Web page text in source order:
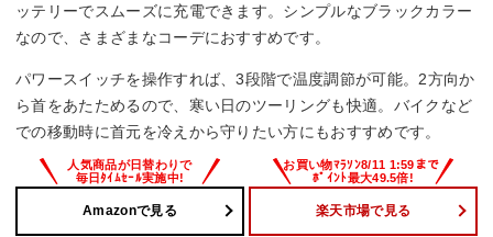
ッテリーでスムーズに充電できます。シンプルなブラックカラー
なので、さまざまなコーデにおすすめです。
パワースイッチを操作すれば、3段階で温度調節が可能。2方向か
ら首をあたためるので、寒い日のツーリングも快適。バイクなど
での移動時に首元を冷えから守りたい方にもおすすめです。
Amazonで見る 楽天市場で見る